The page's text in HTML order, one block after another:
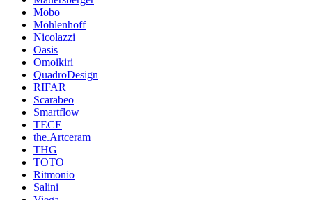
Mobo
Möhlenhoff
Nicolazzi
Oasis
Omoikiri
QuadroDesign
RIFAR
Scarabeo
Smartflow
TECE
the.Artceram
THG
TOTO
Ritmonio
Salini